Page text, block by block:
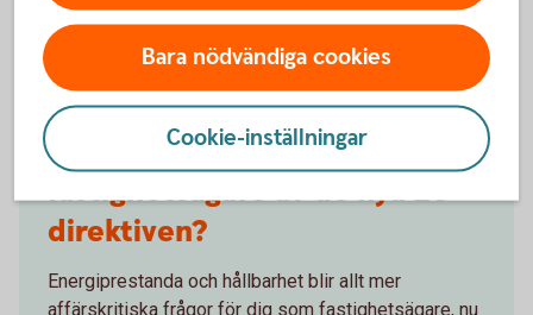
Påverkas du som
fastighetsägare av de nya EU-
direktiven?
Energiprestanda och hållbarhet blir allt mer
affärskritiska frågor för dig som fastighetsägare, nu
Bara nödvändiga cookies
Cookie-inställningar